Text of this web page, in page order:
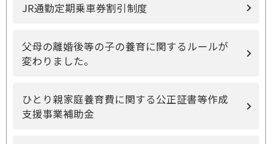
JR通勤定期乗車券割引制度
父母の離婚後等の子の養育に関するルールが
変わりました。
ひとり親家庭養育費に関する公正証書等作成
支援事業補助金